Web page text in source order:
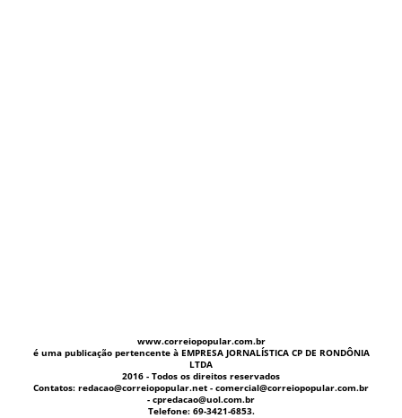
www.correiopopular.com.br
é uma publicação pertencente à EMPRESA JORNALÍSTICA CP DE RONDÔNIA
LTDA
2016 - Todos os direitos reservados
Contatos: redacao@correiopopular.net - comercial@correiopopular.com.br
- cpredacao@uol.com.br
Telefone: 69-3421-6853.